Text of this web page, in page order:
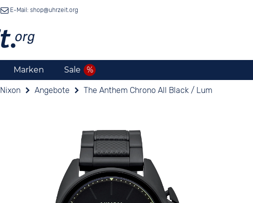
E-Mail: shop@uhrzeit.org
Marken Sale
Nixon Angebote The Anthem Chrono All Black / Lum